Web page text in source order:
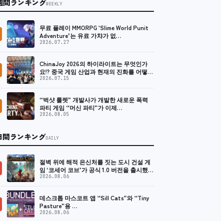
間ランキングWEEKLY
무료 플레이 MMORPG ‘Slime World Punit
Adventure’는 유료 가챠가 없…
2026.07.27
ChinaJoy 2026의 하이라이트는 무엇인가
요!? 중국 게임 산업과 현재의 진화를 어떻게
바라봐야 할까요?
2026.07.15
“벅샷 룰렛” 개발사가 개발한 새로운 폭력
파티 게임 “머신 파티”가 이제…
2026.08.05
間ランキングDAILY
절벽 위에 해적 은신처를 짓는 도시 건설 게
임 ‘코세어 코브’가 공식 1.0 버전을 출시했습
니다…
2026.08.06
데스크톱 마스코트 앱 “Sill Cats”와 “Tiny
Pasture”용 …
2026.08.06